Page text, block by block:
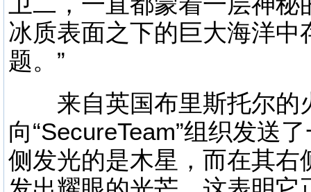
冰质表面之下的巨大海洋
题。”
来自英国布里斯托尔的
向“SecureTeam”组织发送
侧发光的是木星，而在其